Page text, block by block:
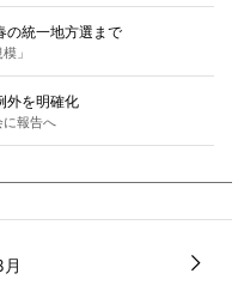
の統一地方選まで
」
外を明確化
に報告へ